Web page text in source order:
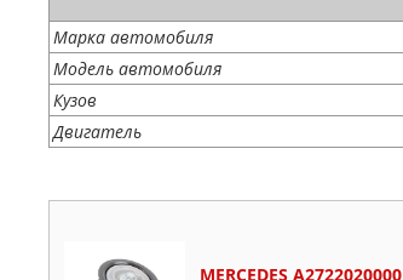
Марка автомобиля
Модель автомобиля
Кузов
Двигатель
MERCEDES A2722020000